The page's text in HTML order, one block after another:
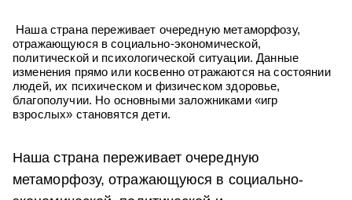
Наша страна переживает очередную метаморфозу,
отражающуюся в социально-экономической,
политической и психологической ситуации. Данные
изменения прямо или косвенно отражаются на состоянии
людей, их психическом и физическом здоровье,
благополучии. Но основными заложниками «игр
взрослых» становятся дети.
Наша страна переживает очередную
метаморфозу, отражающуюся в социально-